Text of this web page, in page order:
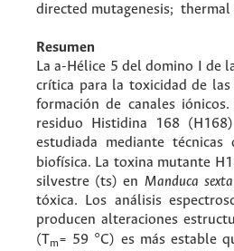
directed mutagenesis;
Resumen
La a-Hélice 5 del domino I de
crítica para la toxicidad de
formación de canales
residuo Histidina 168
estudiada mediante
biofísica. La toxina mutante
silvestre (ts) en Manduca sexta
tóxica. Los análisis
producen alteraciones
(Tm= 59 °C) es más estable